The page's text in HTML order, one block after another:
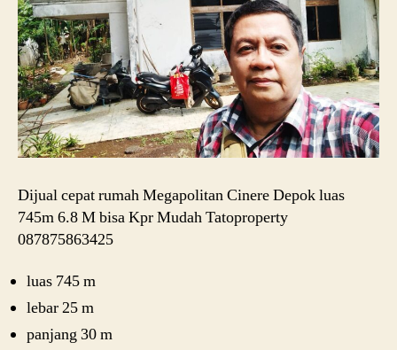
Dijual cepat rumah Megapolitan Cinere Depok luas
745m 6.8 M bisa Kpr Mudah Tatoproperty
087875863425
luas 745 m
lebar 25 m
panjang 30 m